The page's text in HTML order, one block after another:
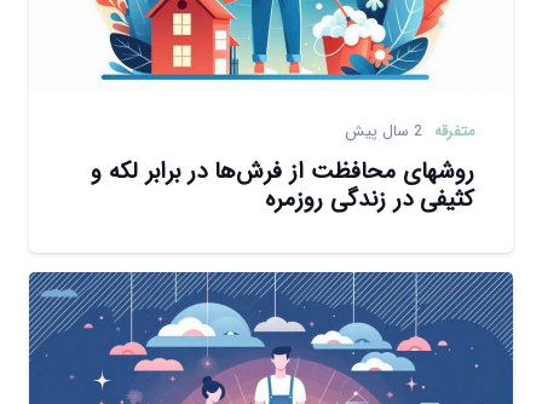
متفرقه 2 سال پیش
روشهای محافظت از فرش‌ها در برابر لکه و
کثیفی در زندگی روزمره